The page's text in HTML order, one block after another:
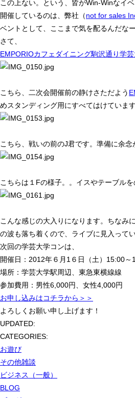
この上ない。という、皆がWin-Winなイベ
開催しているのは、弊社（not for sales
ベントとして、ここまで気を配るんだな
さて、
EMPORIOカフェダイニング駒沢通り学
こちら、二次会開催前の静けさただよう
めスタンディング用にすべてはけています
こちら、戦いの前のJ君です。準備に余
こちらは１Fの様子。。イスやテーブル
こんな感じの大入りになります。ちなみ
の波も落ち着くので、ライブに見入ってい
次回の学芸大学コンは、
開催日：2012年６月1６日（土）15:00
場所：学芸大学駅周辺、東急東横線線
参加費用：男性6,000円、女性4,000円
お申し込みはコチラから＞＞
よろしくお願い申し上げます！
UPDATED:
CATEGORIES:
お遊び
その他雑談
ビジネス（一般）
BLOG